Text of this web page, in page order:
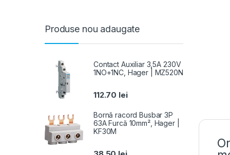
Produse nou adaugate
Contact Auxiliar 3,5A 230V
1NO+1NC, Hager | MZ520N
112.70 lei
Bornă racord Busbar 3P
63A Furcă 10mm², Hager |
KF30M